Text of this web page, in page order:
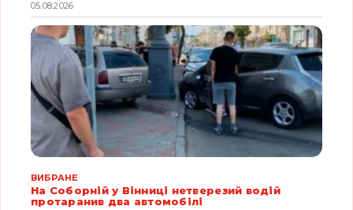
05.08.2026
ВИБРАНЕ
На Соборній у Вінниці нетверезий водій
протаранив два автомобілі